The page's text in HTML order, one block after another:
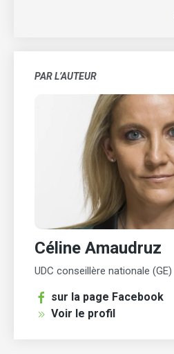
PAR L’AUTEUR
Céline Amaudruz
UDC conseillère nationale (GE)
sur la page Facebook
Voir le profil